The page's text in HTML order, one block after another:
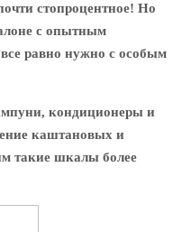
стопроцентное! Но
с опытным
равно нужно с особым
кондиционеры и
каштановых и
такие шкалы более